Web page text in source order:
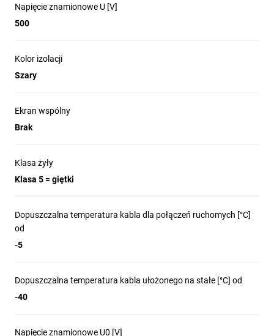
Napięcie znamionowe U [V]
500
Kolor izolacji
Szary
Ekran wspólny
Brak
Klasa żyły
Klasa 5 = giętki
Dopuszczalna temperatura kabla dla połączeń ruchomych [°C]
od
-5
Dopuszczalna temperatura kabla ułożonego na stałe [°C] od
-40
Napięcie znamionowe U0 [V]